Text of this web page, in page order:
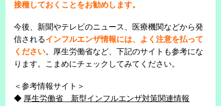
接種しておくことをお勧めします。
今後、新聞やテレビのニュース、医療機関などから発
信されるインフルエンザ情報には、よく注意を払って
ください。厚生労働省など、下記のサイトも参考にな
ります。こまめにチェックしてみてください。
＜参考情報サイト＞
◆ 厚生労働省 新型インフルエンザ対策関連情報